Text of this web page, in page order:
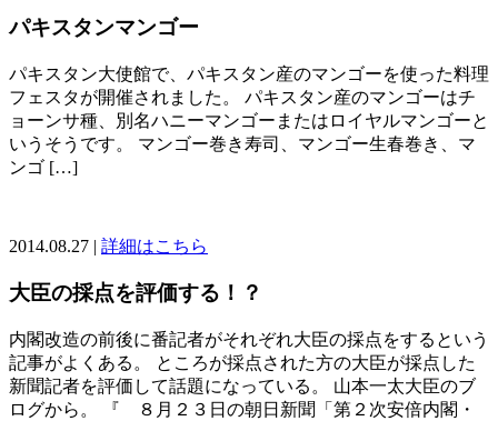
パキスタンマンゴー
パキスタン大使館で、パキスタン産のマンゴーを使った料理
フェスタが開催されました。 パキスタン産のマンゴーはチ
ョーンサ種、別名ハニーマンゴーまたはロイヤルマンゴーと
いうそうです。 マンゴー巻き寿司、マンゴー生春巻き、マ
ンゴ […]
2014.08.27 | 詳細はこちら
大臣の採点を評価する！？
内閣改造の前後に番記者がそれぞれ大臣の採点をするという
記事がよくある。 ところが採点された方の大臣が採点した
新聞記者を評価して話題になっている。 山本一太大臣のブ
ログから。 『 ８月２３日の朝日新聞「第２次安倍内閣・